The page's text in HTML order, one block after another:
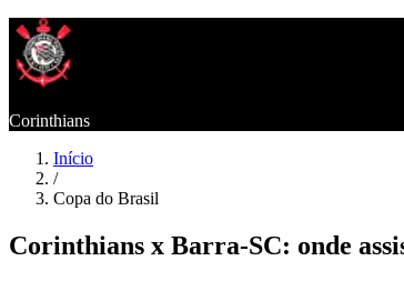
Corinthians
Início
/
Copa do Brasil
Corinthians x Barra-SC: onde